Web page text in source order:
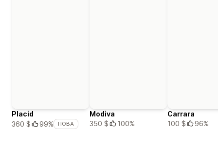
Placid
360 $
99% НОВА
Modiva
350 $
100%
Carrara
100 $
96%